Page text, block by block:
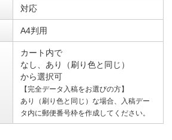
対応
A4判用
カート内で
なし、あり（刷り色と同じ）
から選択可
【完全データ入稿をお選びの方】
あり（刷り色と同じ）な場合、入稿デー
タ内に郵便番号枠を作成してください。